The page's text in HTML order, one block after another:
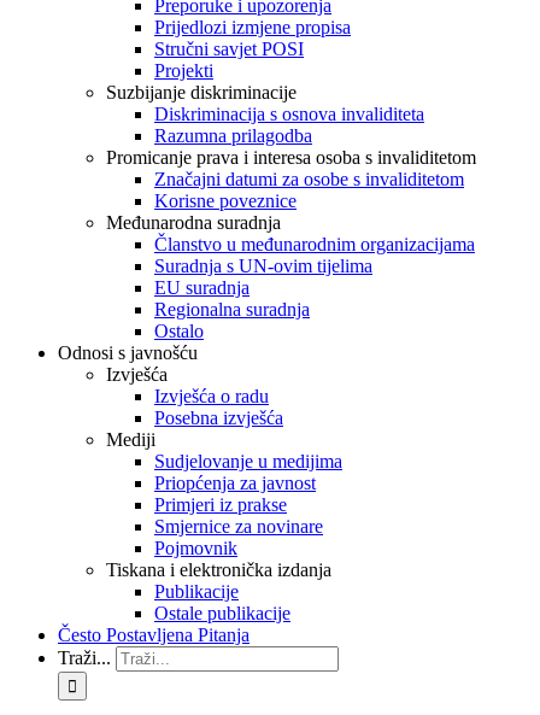
Preporuke i upozorenja
Prijedlozi izmjene propisa
Stručni savjet POSI
Projekti
Suzbijanje diskriminacije
Diskriminacija s osnova invaliditeta
Razumna prilagodba
Promicanje prava i interesa osoba s invaliditetom
Značajni datumi za osobe s invaliditetom
Korisne poveznice
Međunarodna suradnja
Članstvo u međunarodnim organizacijama
Suradnja s UN-ovim tijelima
EU suradnja
Regionalna suradnja
Ostalo
Odnosi s javnošću
Izvješća
Izvješća o radu
Posebna izvješća
Mediji
Sudjelovanje u medijima
Priopćenja za javnost
Primjeri iz prakse
Smjernice za novinare
Pojmovnik
Tiskana i elektronička izdanja
Publikacije
Ostale publikacije
Često Postavljena Pitanja
Traži...